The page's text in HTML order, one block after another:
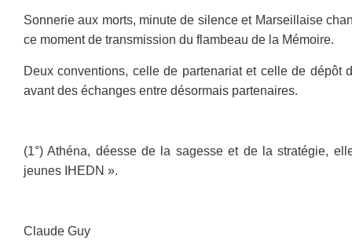
Sonnerie aux morts, minute de silence et Marseillaise
ce moment de transmission du flambeau de la Mémoire.
Deux conventions, celle de partenariat et celle de dépôt
avant des échanges entre désormais partenaires.
(1°) Athéna, déesse de la sagesse et de la stratégie,
jeunes IHEDN ».
Claude Guy